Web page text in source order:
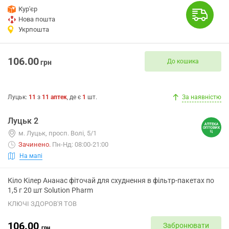
Кур'єр
Нова пошта
Укрпошта
106.00грн До кошика
Луцьк: 11 з 11 аптек, де є 1 шт. За наявністю
Луцьк 2
м. Луцьк, просп. Волі, 5/1
Зачинено. Пн-Нд: 08:00-21:00
На мапі
Кіло Кілер Ананас фіточай для схуднення в фільтр-пакетах по
1,5 г 20 шт Solution Pharm
КЛЮЧІ ЗДОРОВ'Я ТОВ
106.00 грн Забронювати